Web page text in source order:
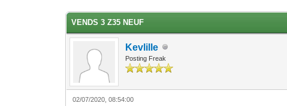
VENDS 3 Z35 NEUF
Kevlille
Posting Freak
02/07/2020, 08:54:00